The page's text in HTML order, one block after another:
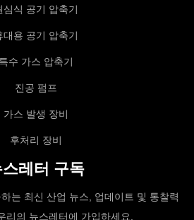
심식 공기 압축기
대용 공기 압축기
특수 가스 압축기
진공 펌프
가스 발생 장비
후처리 장비
스레터 구독
는 최신 산업 뉴스, 업데이트 및 통찰력
리의 뉴스레터에 가입하세요.